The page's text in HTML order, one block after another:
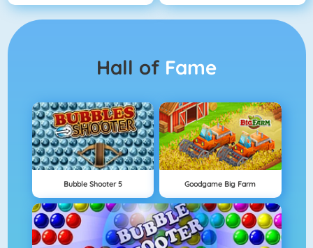
Hall of Fame
Bubble Shooter 5 Goodgame Big Farm